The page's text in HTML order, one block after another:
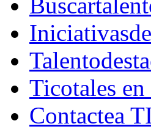
Iniciativas
Talento
Ticotales
Contactea